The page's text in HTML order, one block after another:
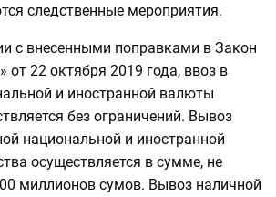
следственные мероприятия.
с внесенными поправками в Закон
22 октября 2019 года, ввоз в
и иностранной валюты
без ограничений. Вывоз
национальной и иностранной
осуществляется в сумме, не
миллионов сумов. Вывоз наличной